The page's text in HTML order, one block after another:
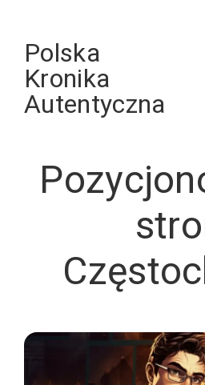
contentPolska
Kronika
Autentyczna